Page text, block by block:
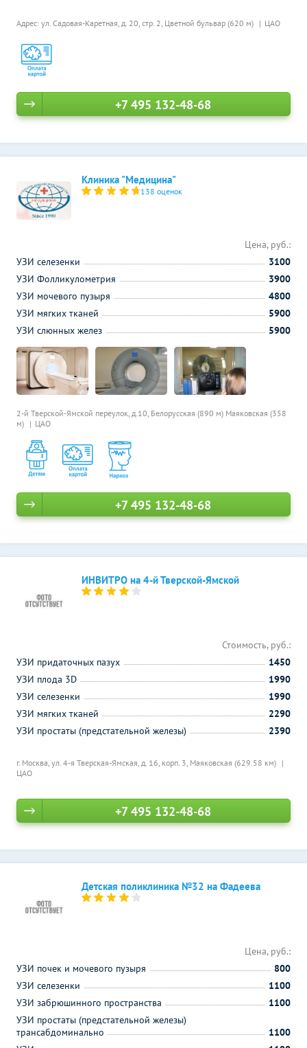
Адрес: ул. Садовая-Каретная, д. 20, стр. 2, Цветной бульвар (620 м) ЦАО
+7 495 132-48-68
Клиника "Медицина"
138 оценок
2-й Тверской-Ямской переулок, д.10, Белорусская (890 м) Маяковская (358
м)
ЦАО
Цена, руб.:
УЗИ селезенки
3100
УЗИ Фолликулометрия
3900
УЗИ мочевого пузыря
4800
УЗИ мягких тканей
5900
УЗИ слюнных желез
5900
+7 495 132-48-68
ИНВИТРО на 4-й Тверской-Ямской
г. Москва, ул. 4-я Тверская-Ямская, д. 16, корп. 3, Маяковская (629.58 км)
ЦАО
Стоимость, руб.:
УЗИ придаточных пазух
1450
УЗИ плода 3D
1990
УЗИ селезенки
1990
УЗИ мягких тканей
2290
УЗИ простаты (предстательной железы)
2390
+7 495 132-48-68
Детская поликлиника №32 на Фадеева
Цена, руб.:
УЗИ почек и мочевого пузыря
800
УЗИ селезенки
1100
УЗИ забрюшинного пространства
1100
УЗИ простаты (предстательной железы)
трансабдоминально
1100